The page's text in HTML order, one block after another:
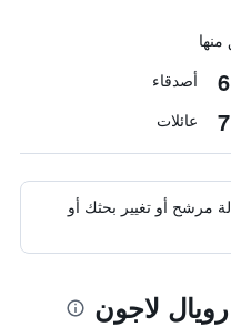
أصدقاء
عائلات
مرشح أو تغيير بحثك أو
لاجون